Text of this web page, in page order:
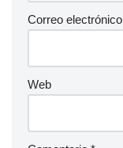
Correo electrónico
Web